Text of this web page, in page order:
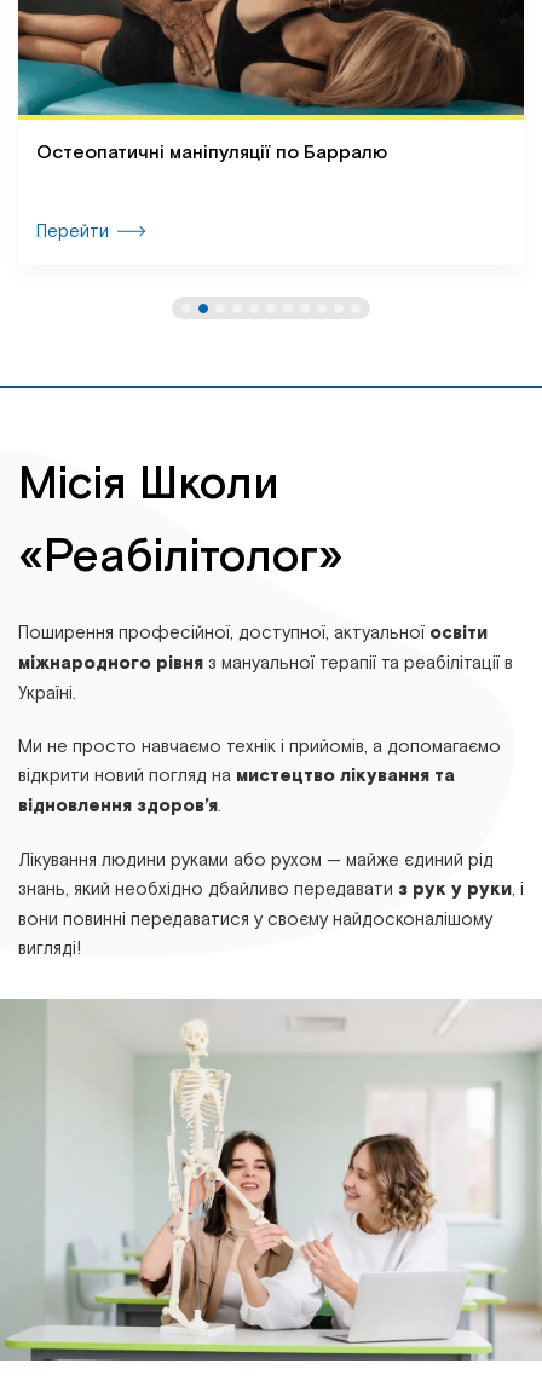
Остеопатичні маніпуляції по Барралю
Перейти
Місія Школи
«Реабілітолог»
Поширення професійної, доступної, актуальної освіти
міжнародного рівня з мануальної терапії та реабілітації в
Україні.
Ми не просто навчаємо технік і прийомів, а допомагаємо
відкрити новий погляд на мистецтво лікування та
відновлення здоров’я.
Лікування людини руками або рухом — майже єдиний рід
знань, який необхідно дбайливо передавати з рук у руки, і
вони повинні передаватися у своєму найдосконалішому
вигляді!